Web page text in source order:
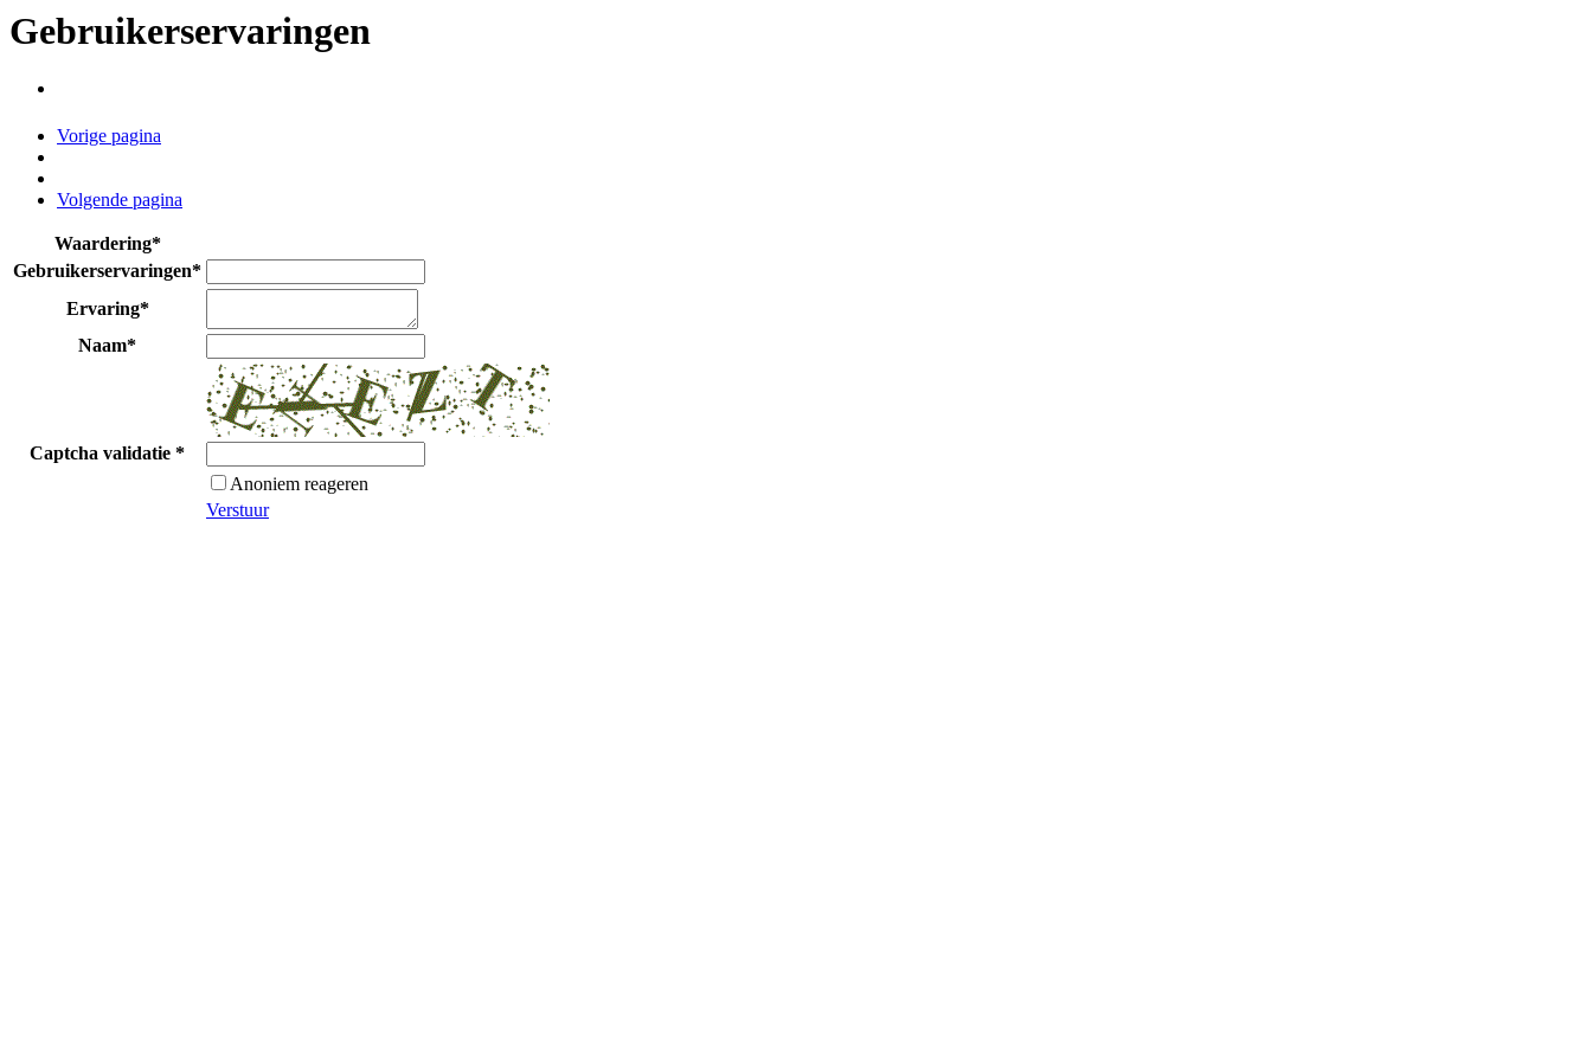
Gebruikerservaringen
Vorige pagina
Volgende pagina
Waardering*
Gebruikerservaringen*
Ervaring*
Naam*
Captcha validatie *
Anoniem reageren
Verstuur